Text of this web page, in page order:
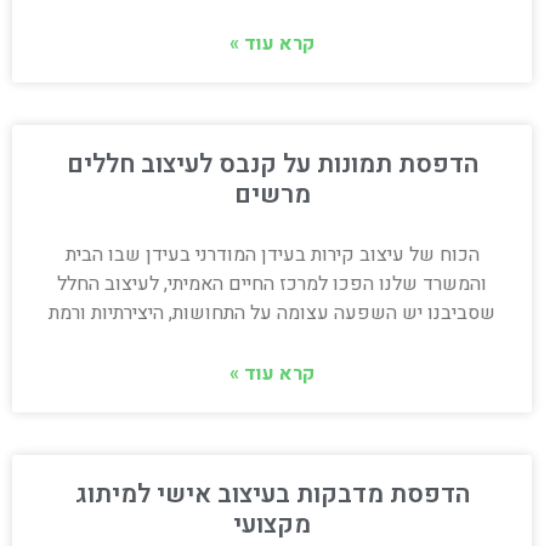
קרא עוד »
הדפסת תמונות על קנבס לעיצוב חללים
מרשים
הכוח של עיצוב קירות בעידן המודרני בעידן שבו הבית
והמשרד שלנו הפכו למרכז החיים האמיתי, לעיצוב החלל
שסביבנו יש השפעה עצומה על התחושות, היצירתיות ורמת
קרא עוד »
הדפסת מדבקות בעיצוב אישי למיתוג
מקצועי